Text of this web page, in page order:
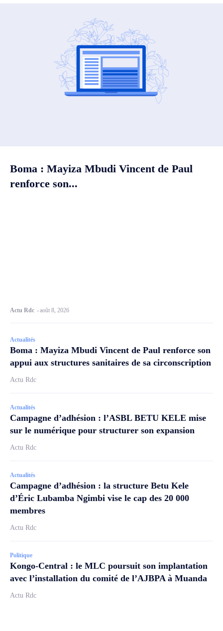
Boma : Mayiza Mbudi Vincent de Paul
renforce son...
Actu Rdc -août 8, 2026
Actualités
Boma : Mayiza Mbudi Vincent de Paul renforce son
appui aux structures sanitaires de sa circonscription
Actu Rdc
Actualités
Campagne d’adhésion : l’ASBL BETU KELE mise
sur le numérique pour structurer son expansion
Actu Rdc
Actualités
Campagne d’adhésion : la structure Betu Kele
d’Éric Lubamba Ngimbi vise le cap des 20 000
membres
Actu Rdc
Politique
Kongo-Central : le MLC poursuit son implantation
avec l’installation du comité de l’AJBPA à Muanda
Actu Rdc